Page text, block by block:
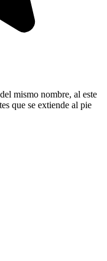
mismo nombre, al este
que se extiende al pie